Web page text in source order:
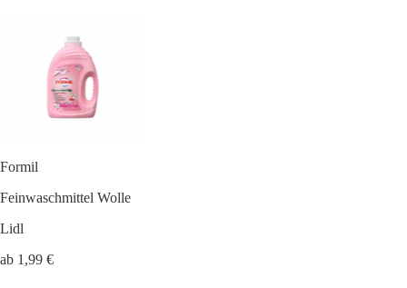
Formil
Feinwaschmittel Wolle
Lidl
ab 1,99 €